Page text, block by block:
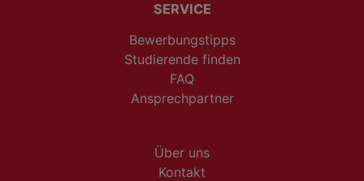
SERVICE
Bewerbungstipps
Studierende finden
FAQ
Ansprechpartner
Über uns
Kontakt